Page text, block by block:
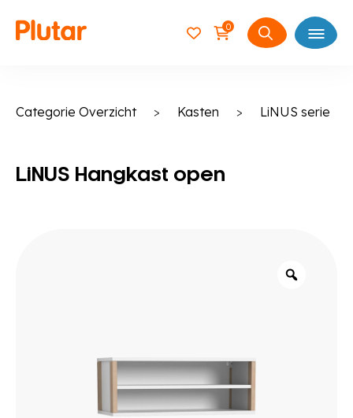
0
Zoeken
Open
Categorie Overzicht > Kasten > LiNUS serie
LiNUS Hangkast open